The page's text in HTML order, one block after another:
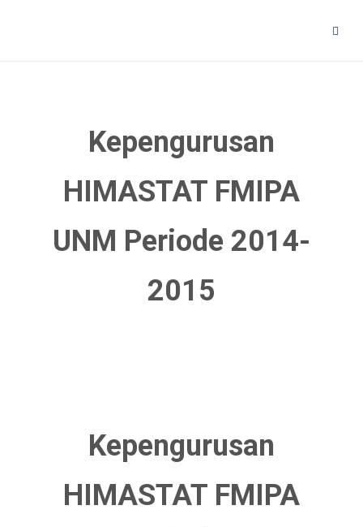
Kepengurusan
HIMASTAT FMIPA
UNM Periode 2014-
2015
Kepengurusan
HIMASTAT FMIPA